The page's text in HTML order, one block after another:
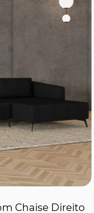
Chaise Direito